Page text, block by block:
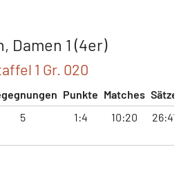
Damen 1 (4er)
1 Gr. 020
Punkte Matches Sätze
5 1:4 10:20 26:41